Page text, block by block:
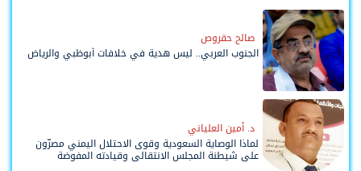
صالح حقروص
الجنوب العربي.. ليس هدية في خلافات أبوظبي والرياض
د. أمين العلياني
لماذا الوصاية السعودية وقوى الاحتلال اليمني مصرّون
على شيطنة المجلس الانتقالي وقيادته المفوضة